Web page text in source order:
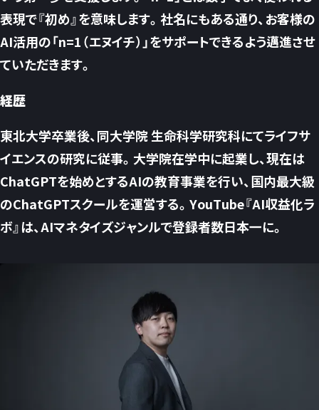
表現で『初め』を意味します。社名にもある通り、お客様の
AI活用の「n=1（エヌイチ）」をサポートできるよう邁進させ
ていただきます。
経歴
東北大学卒業後、同大学院 生命科学研究科にてライフサ
イエンスの研究に従事。大学院在学中に起業し、現在は
ChatGPTを始めとするAIの教育事業を行い、国内最大級
のChatGPTスクールを運営する。YouTube『AI収益化ラ
ボ』は、AIマネタイズジャンルで登録者数日本一に。